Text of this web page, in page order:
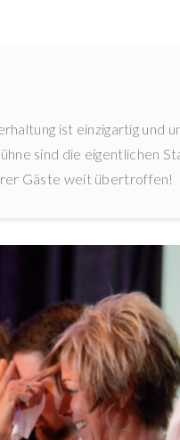
ist einzigartig und
sind die eigentlichen
Gäste weit übertroffen!